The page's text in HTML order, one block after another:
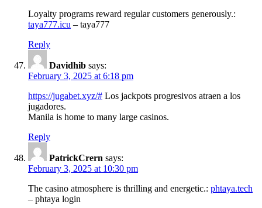
Loyalty programs reward regular customers generously.:
taya777.icu – taya777
Reply
Davidhib says:
February 3, 2025 at 6:18 pm
https://jugabet.xyz/# Los jackpots progresivos atraen a los
jugadores.
Manila is home to many large casinos.
Reply
PatrickCrern says:
February 3, 2025 at 10:30 pm
The casino atmosphere is thrilling and energetic.: phtaya.tech
– phtaya login